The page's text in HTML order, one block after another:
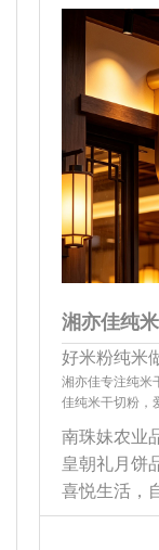
湘亦佳纯
好米粉纯米
湘亦佳专注纯米
佳纯米干切粉，
南珠妹农业
皇朝礼月饼
喜悦生活，